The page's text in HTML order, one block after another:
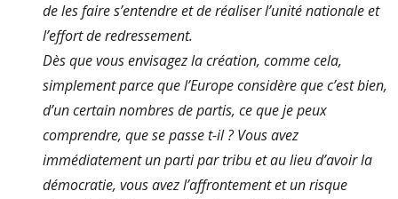
de les faire s’entendre et de réaliser l’unité nationale et
l’effort de redressement.
Dès que vous envisagez la création, comme cela,
simplement parce que l’Europe considère que c’est bien,
d’un certain nombres de partis, ce que je peux
comprendre, que se passe t-il ? Vous avez
immédiatement un parti par tribu et au lieu d’avoir la
démocratie, vous avez l’affrontement et un risque